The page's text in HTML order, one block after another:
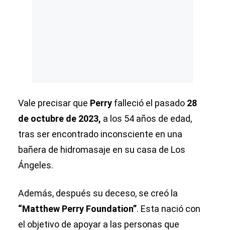
Vale precisar que Perry falleció el pasado 28
de octubre de 2023, a los 54 años de edad,
tras ser encontrado inconsciente en una
bañera de hidromasaje en su casa de Los
Ángeles.
Además, después su deceso, se creó la
“Matthew Perry Foundation”. Esta nació con
el objetivo de apoyar a las personas que